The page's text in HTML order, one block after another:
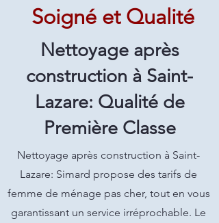
Soigné et Qualité
Nettoyage après
construction à Saint-
Lazare: Qualité de
Première Classe
Nettoyage après construction à Saint-
Lazare: Simard propose des tarifs de
femme de ménage pas cher, tout en vous
garantissant un service irréprochable. Le